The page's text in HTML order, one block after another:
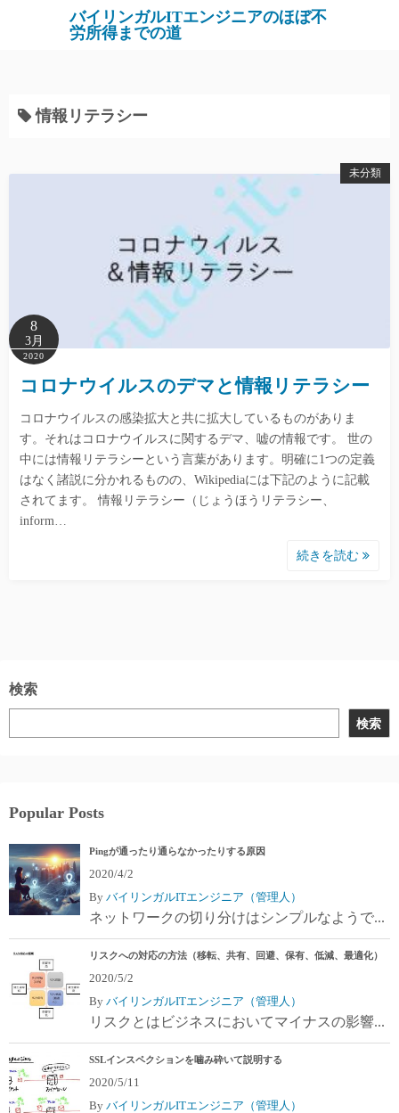
バイリンガルITエンジニアのほぼ不
労所得までの道
情報リテラシー
未分類
8
3月
2020
コロナウイルスのデマと情報リテラシー
コロナウイルスの感染拡大と共に拡大しているものがありま
す。それはコロナウイルスに関するデマ、嘘の情報です。 世の
中には情報リテラシーという言葉があります。明確に1つの定義
はなく諸説に分かれるものの、Wikipediaには下記のように記載
されてます。 情報リテラシー（じょうほうリテラシー、
inform…
続きを読む
検索
検索
Popular Posts
Pingが通ったり通らなかったりする原因
2020/4/2
By バイリンガルITエンジニア（管理人）
ネットワークの切り分けはシンプルなようで...
リスクへの対応の方法（移転、共有、回避、保有、低減、最適化）
2020/5/2
By バイリンガルITエンジニア（管理人）
リスクとはビジネスにおいてマイナスの影響...
SSLインスペクションを噛み砕いて説明する
2020/5/11
By バイリンガルITエンジニア（管理人）